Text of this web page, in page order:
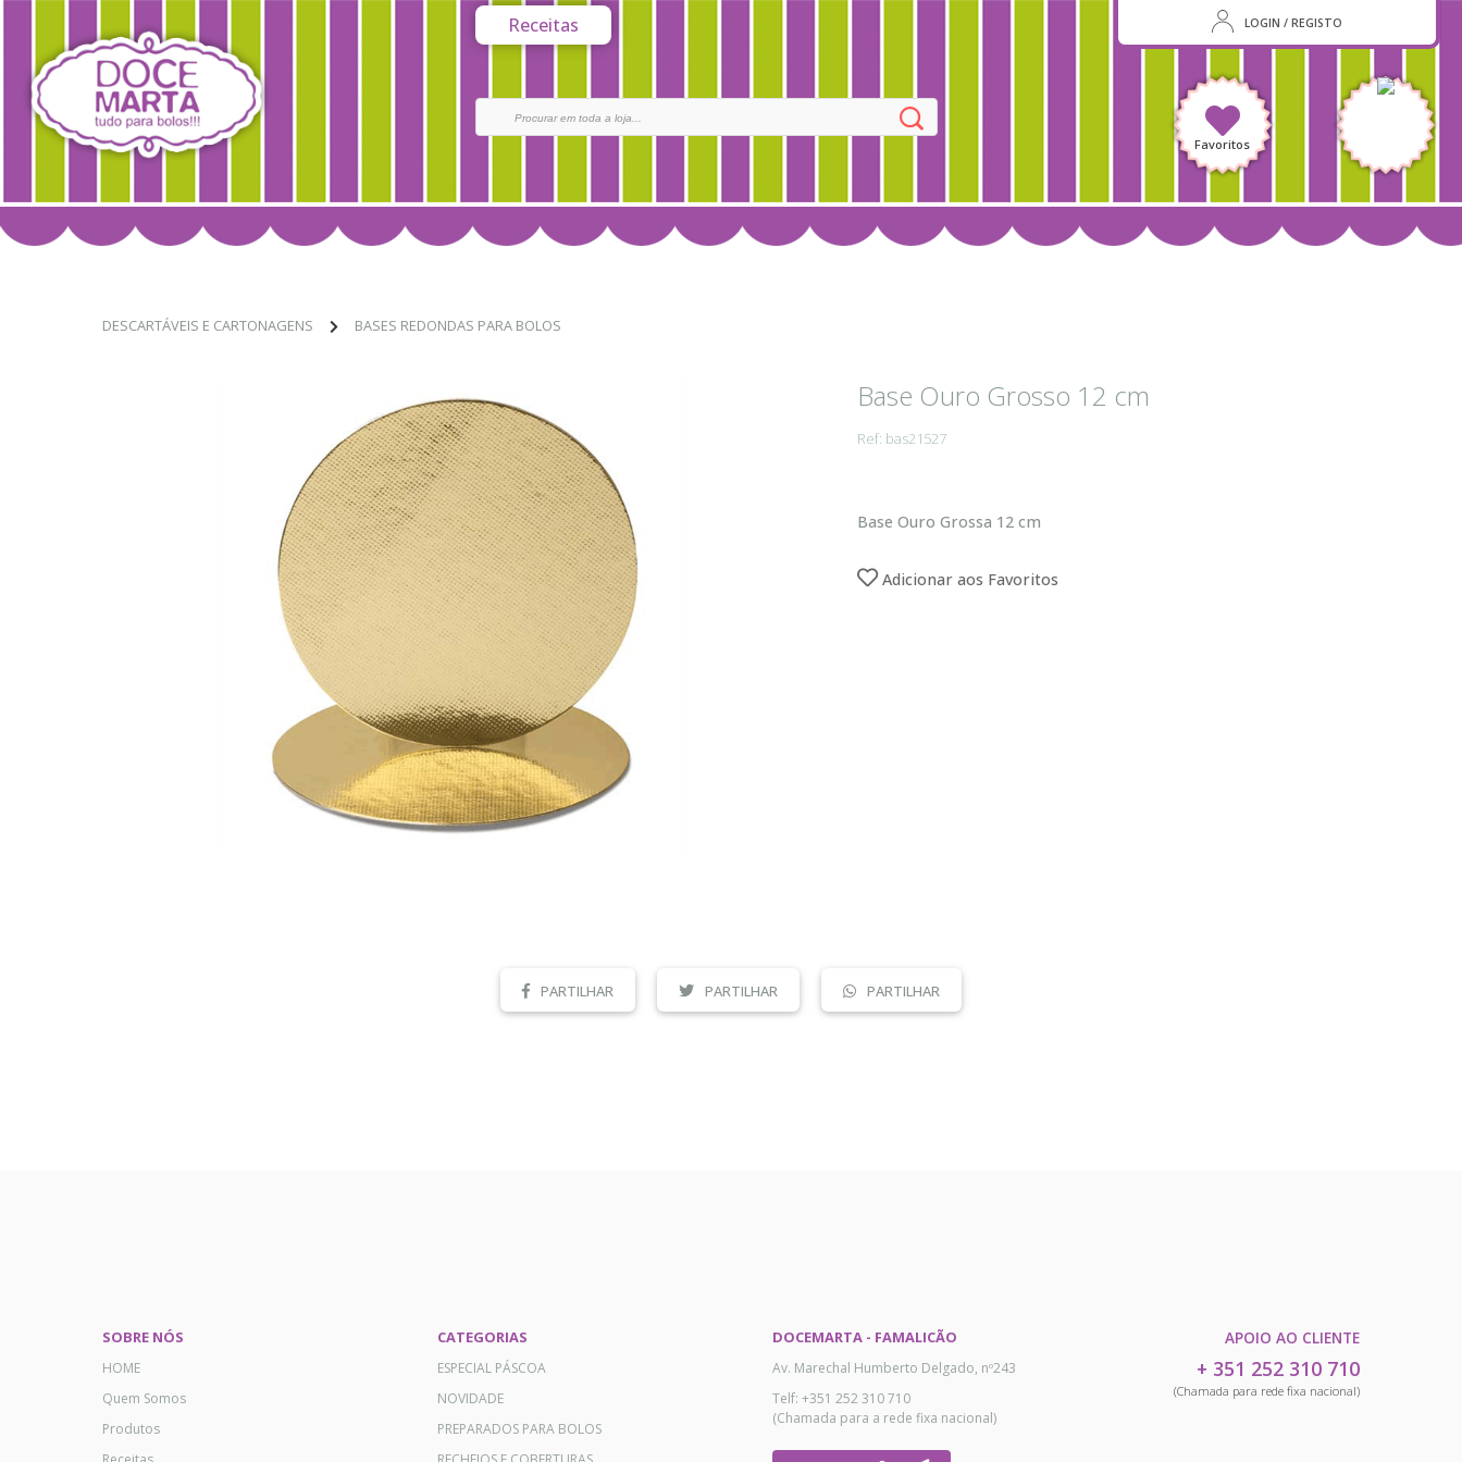
Receitas LOGIN / REGISTO
Favoritos
DESCARTÁVEIS E CARTONAGENS BASES REDONDAS PARA BOLOS
Base Ouro Grosso 12 cm
Ref: bas21527
Base Ouro Grossa 12 cm
Adicionar aos Favoritos
PARTILHAR PARTILHAR PARTILHAR
SOBRE NÓS
HOME
Quem Somos
Produtos
CATEGORIAS
ESPECIAL PÁSCOA
NOVIDADE
PREPARADOS PARA BOLOS
DOCEMARTA - FAMALICÃO
Av. Marechal Humberto Delgado, nº243
Telf: +351 252 310 710
(Chamada para a rede fixa nacional)
APOIO AO CLIENTE
+ 351 252 310 710
(Chamada para rede fixa nacional)